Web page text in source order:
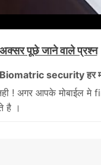
पूछे जाने वाले प्रश्न
Biomatric security हर
! अगर आपके मोबाईल
है ।